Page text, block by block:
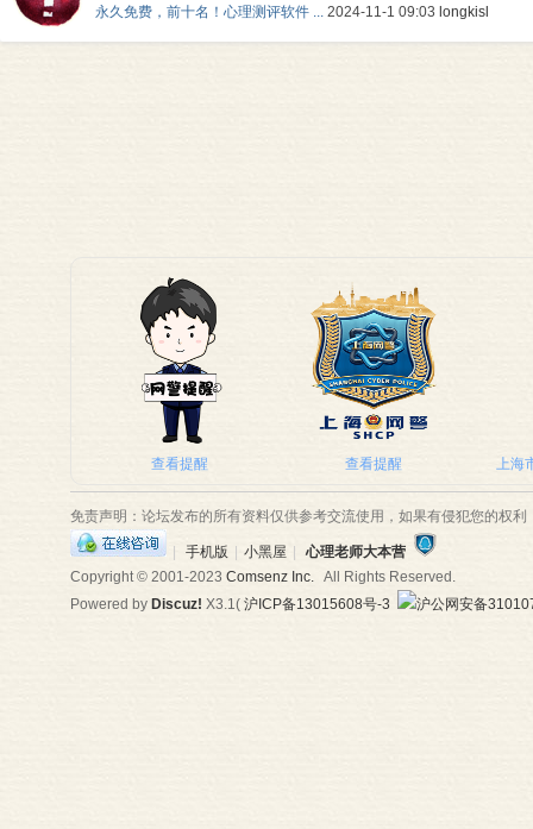
永久免费，前十名！心理测评软件 ... 2024-11-1 09:03 longkisl
查看提醒 查看提醒 上海
免责声明：论坛发布的所有资料仅供参考交流使用，如果有侵犯您的权
手机版 小黑屋
心理老师大本营
Copyright © 2001-2023 Comsenz Inc.All Rights Reserved.
Powered by Discuz! X3.1( 沪ICP备13015608号-3 沪公网安备